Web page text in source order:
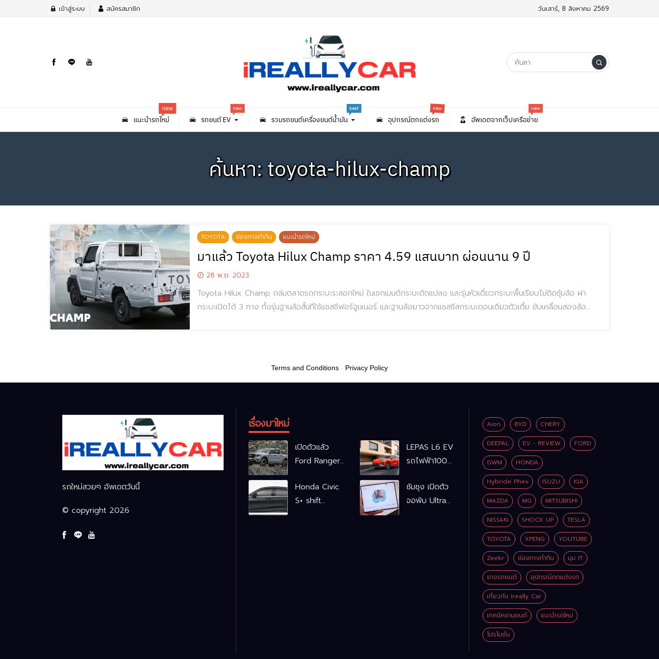
เข้าสู่ระบบ สมัครสมาชิก วันเสาร์, 8 สิงหาคม 2569
แนะนำรถใหม่
new
รถยนต์ EV
new
รวมรถยนต์เครื่องยนต์น้ำมัน
best
อุปกรณ์ตกแต่งรถ
new
อัพเดตจากเว็ปเครือข่าย
new
ค้นหา: toyota-hilux-champ
TOYOTA ช่องทางทำกิน แนะนำรถใหม่
มาแล้ว Toyota Hilux Champ ราคา 4.59 แสนบาท ผ่อนนาน 9 ปี
28 พ.ย. 2023
Toyota Hilux Champ ถล่มตลาดรถกระบะระลอกใหม่ ในเซกเมนต์กระบะดัดแปลง และรุ่นหัวเดี่ยวกระบะพื้นเรียบไม่ติดซุ้มล้อ ฝา
กระบะเปิดได้ 3 ทาง ทั้งรุ่นฐานล้อสั้นที่ใช้แชสซีฟอร์จูนเนอร์ และฐานล้อยาวจากแชสซีสกระบะตอนเดียวตัวเตี้ย ขับเคลื่อนสองล้อ
Terms and Conditions - Privacy Policy
รถใหม่สวยๆ อัพเดตวันนี้
© copyright 2026
เรื่องมาใหม่
เปิดตัวแล้ว
Ford Ranger
LEPAS L6 EV
รถไฟฟ้า100%
Comfort
FWD
Honda Civic
S+ shift
ซัมซุง เปิดตัว
จอพับ Ultra
Aion BYD CHERY
DEEPAL EV - REVIEW FORD
GWM HONDA
Hybride Phev ISUZU KIA
MAZDA MG MITSUBISHI
NISSAN SHOCK UP TESLA
TOYOTA XPENG YOUTUBE
Zeekr ช่องทางทำกิน มุม IT
ยางรถยนต์ อุปกรณ์ตกแต่งรถ
เกี่ยวกับ Ireally Car
เทคนิคยานยนต์ แนะนำรถใหม่
โปรโมชั่น